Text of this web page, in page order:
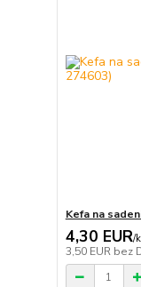
Kefa na
4,30 EUR/
3,50 EUR bez